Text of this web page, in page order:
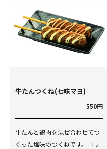
牛たんつくね(七味マヨ)
550円
牛たんと鶏肉を混ぜ合わせてつ
くった塩味のつくねです。コリ